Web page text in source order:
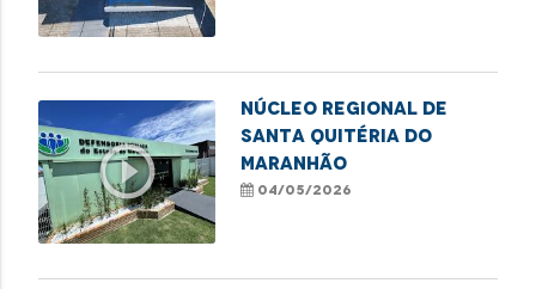
play_circle_outline
NÚCLEO REGIONAL DE
SANTA QUITÉRIA DO
MARANHÃO
04/05/2026